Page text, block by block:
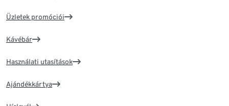
Üzletek promóciói
Kávébár
Használati utasítások
Ajándékkártya